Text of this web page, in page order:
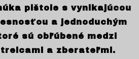
pištole s vynikajúcou
a jednoduchým
sú obľúbené medzi
a zberateľmi.